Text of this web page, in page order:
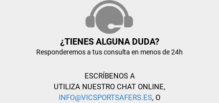
¿TIENES ALGUNA DUDA?
Responderemos a tus consulta en menos de 24h
ESCRÍBENOS A
UTILIZA NUESTRO CHAT ONLINE,
INFO@VICSPORTSAFERS.ES, O